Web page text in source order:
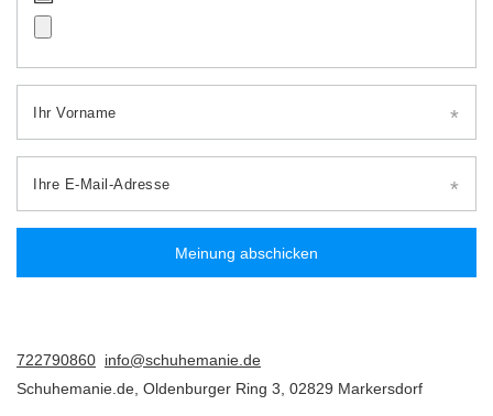
Ihr Vorname
Ihre E-Mail-Adresse
Meinung abschicken
722790860 info@schuhemanie.de
Schuhemanie.de Oldenburger Ring 3 02829 Markersdorf